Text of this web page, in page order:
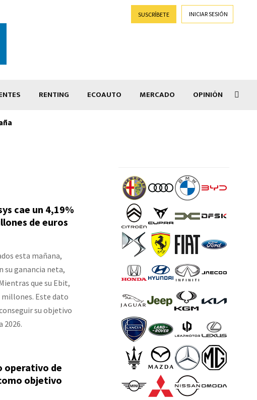
SUSCRÍBETE INICIAR SESIÓN
RENTING ECOAUTO MERCADO OPINIÓN
cae un 4,19%
de euros
esta mañana,
su ganancia neta,
que su Ebit,
Este dato
su objetivo
2026.
operativo de
objetivo